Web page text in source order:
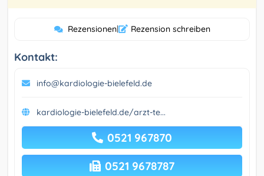
Rezensionen| Rezension schreiben
Kontakt:
info@kardiologie-bielefeld.de
kardiologie-bielefeld.de/arzt-te...
0521 967870
0521 9678787